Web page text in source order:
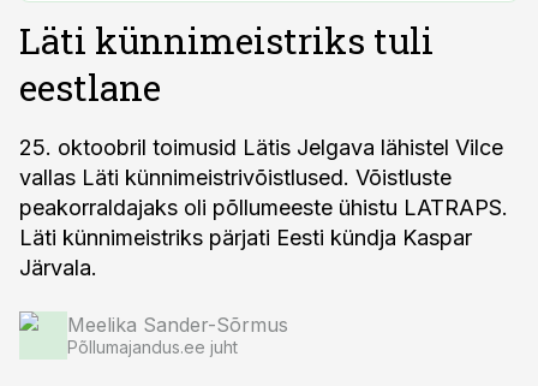
Läti künnimeistriks tuli
eestlane
25. oktoobril toimusid Lätis Jelgava lähistel Vilce
vallas Läti künnimeistrivõistlused. Võistluste
peakorraldajaks oli põllumeeste ühistu LATRAPS.
Läti künnimeistriks pärjati Eesti kündja Kaspar
Järvala.
Meelika Sander-Sõrmus
Põllumajandus.ee juht